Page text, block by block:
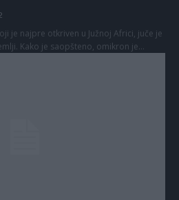
je najpre otkriven u Južnoj Africi, juče je
Kako je saopšteno, omikron je...